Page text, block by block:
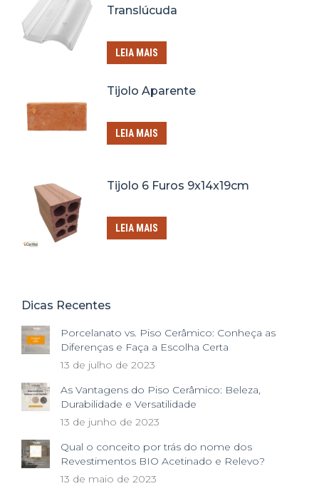
Translúcuda
LEIA MAIS
Tijolo Aparente
LEIA MAIS
Tijolo 6 Furos 9x14x19cm
LEIA MAIS
Dicas Recentes
Porcelanato vs. Piso Cerâmico: Conheça as
Diferenças e Faça a Escolha Certa
13 de julho de 2023
As Vantagens do Piso Cerâmico: Beleza,
Durabilidade e Versatilidade
13 de junho de 2023
Qual o conceito por trás do nome dos
Revestimentos BIO Acetinado e Relevo?
13 de maio de 2023